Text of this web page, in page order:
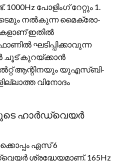
പോളിംഗ് റേറ്റും 1.
നൽകുന്ന മൈക്രോ-
ഇതിൽ
ഘടിപ്പിക്കാവുന്ന
ചൂട് കുറയ്ക്കാൻ
ആന്റിനയും യുഎസ്ബി-
വിനോദം
ഹാർഡ്‌വെയർ
ഏസ് 6
ശ്രദ്ധേയമാണ്. 165Hz